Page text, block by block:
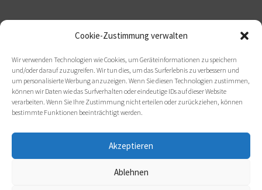
Cookie-Zustimmung verwalten
Wir verwenden Technologien wie Cookies, um Geräteinformationen zu speichern
und/oder darauf zuzugreifen. Wir tun dies, um das Surferlebnis zu verbessern und
um personalisierte Werbung anzuzeigen. Wenn Sie diesen Technologien zustimmen,
können wir Daten wie das Surfverhalten oder eindeutige IDs auf dieser Website
verarbeiten. Wenn Sie Ihre Zustimmung nicht erteilen oder zurückziehen, können
bestimmte Funktionen beeinträchtigt werden.
Akzeptieren
Ablehnen